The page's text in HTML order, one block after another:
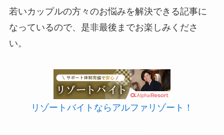
若いカップルの方々のお悩みを解決できる記事に
なっているので、是非最後までお楽しみくださ
い。
リゾートバイトならアルファリゾート！